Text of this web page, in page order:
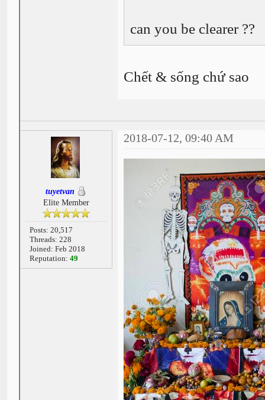
can you be clearer ??
Chết & sống chứ sao
tuyetvan
Elite Member
Posts: 20,517
Threads: 228
Joined: Feb 2018
Reputation: 49
2018-07-12, 09:40 AM